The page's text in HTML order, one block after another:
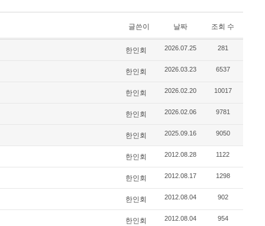
글쓴이 날짜 조회 수
한인회 2026.07.25 281
한인회 2026.03.23 6537
한인회 2026.02.20 10017
한인회 2026.02.06 9781
한인회 2025.09.16 9050
한인회 2012.08.28 1122
한인회 2012.08.17 1298
한인회 2012.08.04 902
한인회 2012.08.04 954